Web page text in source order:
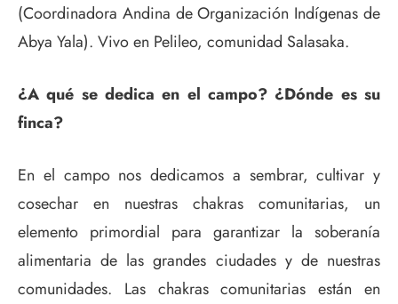
(Coordinadora Andina de Organización Indígenas de
Abya Yala). Vivo en Pelileo, comunidad Salasaka.
¿A qué se dedica en el campo? ¿Dónde es su
finca?
En el campo nos dedicamos a sembrar, cultivar y
cosechar en nuestras chakras comunitarias, un
elemento primordial para garantizar la soberanía
alimentaria de las grandes ciudades y de nuestras
comunidades. Las chakras comunitarias están en